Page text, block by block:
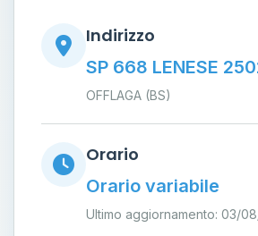
Indirizzo
SP 668 LENESE
OFFLAGA (BS)
Orario
Orario variabile
Ultimo aggiornamento: 03/